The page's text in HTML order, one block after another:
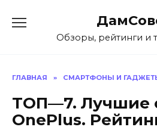
содержаниюОбзоры, рейтинги и
ГЛАВНАЯ » СМАРТФОНЫ И
ТОП—7. Лучшие
OnePlus.